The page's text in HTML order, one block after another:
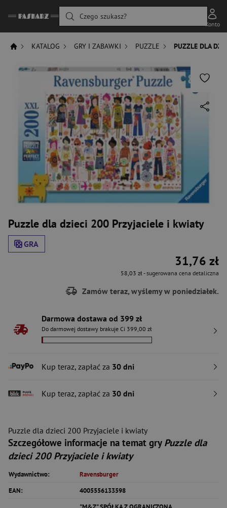
Czego szukasz?
Konto
KATALOG GRY I ZABAWKI PUZZLE PUZZLE DLA
Puzzle dla dzieci 200 Przyjaciele i kwiaty
GRA
31,76 zł
58,03 zł- sugerowana cena detaliczna
Zamów teraz, wyślemy w poniedziałek.
Darmowa dostawa od 399 zł
Do darmowej dostawy brakuje Ci 399,00 zł
Kup teraz, zapłać za 30 dni
Kup teraz, zapłać za 30 dni
Puzzle dla dzieci 200 Przyjaciele i kwiaty
Szczegółowe informacje na temat gry Puzzle dla
dzieci 200 Przyjaciele i kwiaty
Wydawnictwo:
Ravensburger
EAN:
4005556133598